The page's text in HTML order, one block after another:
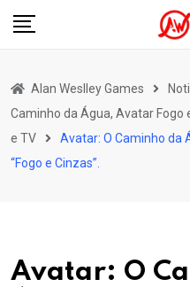
Skip
Alan Weslley Games
Caminho da Água, Avatar Fogo
e TV
Avatar: O Caminho da
“Fogo e Cinzas”.
Avatar: O